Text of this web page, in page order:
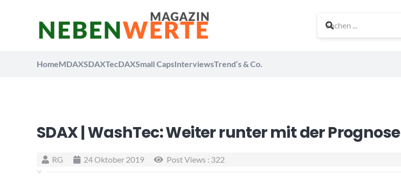
HomeMDAXSDAXTecDAXSmall CapsInterviewsTrend’s & Co.
SDAX | WashTec: Weiter runter mit der Prognose
RG 24 Oktober 2019 Post Views : 322